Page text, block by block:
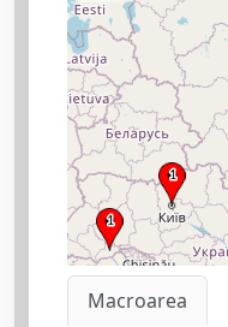
Macroarea